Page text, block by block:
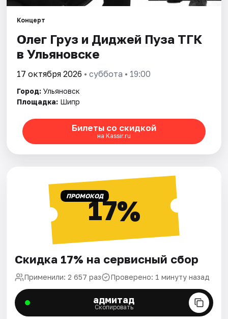
Концерт
Олег Груз и Диджей Пуза ТГК
в Ульяновске
17 октября 2026 • суббота • 19:00
Город: Ульяновск
Площадка: Шипр
Билеты со скидкой
на Kassir.ru
ПРОМОКОД17%
Скидка 17% на сервисный сбор
Применили: 2 657 раз Проверено: 1 минуту назад
адмитад
Скопировать